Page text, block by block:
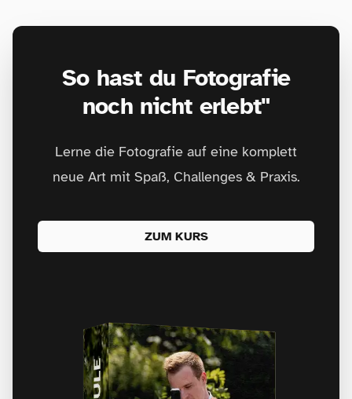
So hast du Fotografie
noch nicht erlebt"
Lerne die Fotografie auf eine komplett
neue Art mit Spaß, Challenges & Praxis.
ZUM KURS